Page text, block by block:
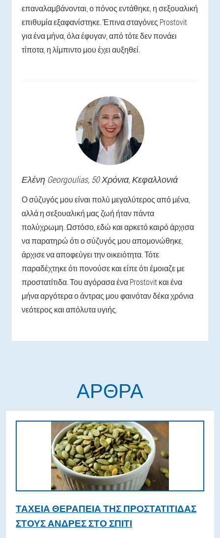
επαναλαμβάνονται, ο πόνος εντάθηκε, η σεξουαλική
επιθυμία εξαφανίστηκε. Έπινα σταγόνες Prostovit
για ένα μήνα, όλα έφυγαν, από τότε δεν πονάει
τίποτα, η λίμπιντο μου έχει αυξηθεί.
Ελένη Georgoulias, 50 Χρόνια,Κεφαλλονιά
Ο σύζυγός μου είναι πολύ μεγαλύτερος από μένα,
αλλά η σεξουαλική μας ζωή ήταν πάντα
πολύχρωμη. Ωστόσο, εδώ και αρκετό καιρό άρχισα
να παρατηρώ ότι ο σύζυγός μου απομονώθηκε,
άρχισε να αποφεύγει την οικειότητα. Τότε
παραδέχτηκε ότι πονούσε και είπε ότι έμοιαζε με
προστατίτιδα. Του αγόρασα ένα Prostovit και ένα
μήνα αργότερα ο άντρας μου φαινόταν δέκα χρόνια
νεότερος και απόλυτα υγιής.
ΆΡΘΡΑ
ΤΑΧΕΊΑ ΘΕΡΑΠΕΊΑ ΤΗΣ ΠΡΟΣΤΑΤΊΤΙΔΑΣ
ΣΤΟΥΣ ΆΝΔΡΕΣ ΣΤΟ ΣΠΊΤΙ